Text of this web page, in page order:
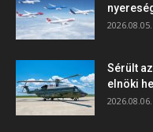
2026.08.05.
Sérült
elnöki
2026.08.06.